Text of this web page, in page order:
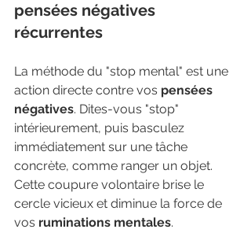
pensées négatives
récurrentes
La méthode du "stop mental" est une
action directe contre vos pensées
négatives. Dites-vous "stop"
intérieurement, puis basculez
immédiatement sur une tâche
concrète, comme ranger un objet.
Cette coupure volontaire brise le
cercle vicieux et diminue la force de
vos ruminations mentales.